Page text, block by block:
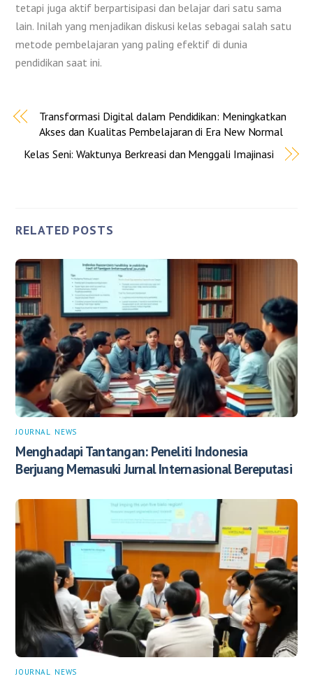
tetapi juga aktif berpartisipasi dan belajar dari satu sama
lain. Inilah yang menjadikan diskusi kelas sebagai salah satu
metode pembelajaran yang paling efektif di dunia
pendidikan saat ini.
Transformasi Digital dalam Pendidikan: Meningkatkan
Akses dan Kualitas Pembelajaran di Era New Normal
Kelas Seni: Waktunya Berkreasi dan Menggali Imajinasi
RELATED POSTS
JOURNAL NEWS
Menghadapi Tantangan: Peneliti Indonesia
Berjuang Memasuki Jurnal Internasional Bereputasi
JOURNAL NEWS